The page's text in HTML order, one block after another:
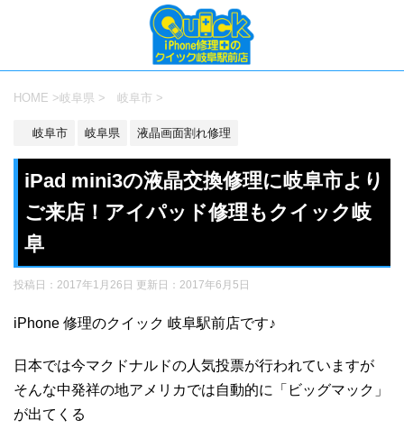
HOME >岐阜県 > 岐阜市 >
岐阜市 岐阜県 液晶画面割れ修理
iPad mini3の液晶交換修理に岐阜市より
ご来店！アイパッド修理もクイック岐
阜
投稿日：2017年1月26日 更新日： 2017年6月5日
iPhone 修理のクイック 岐阜駅前店です♪
日本では今マクドナルドの人気投票が行われていますが
そんな中発祥の地アメリカでは自動的に「ビッグマック」
が出てくる